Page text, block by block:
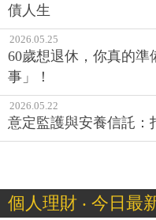
債人生
2026.05.25
60歲想退休，你真的
事」！
2026.05.22
意定監護與安養信託：
個人理財 ‧ 今日最